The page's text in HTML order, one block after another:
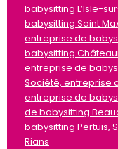
babysitting L’Isle-
babysitting Saint
entreprise de
babysitting
entreprise de
Société, entreprise
entreprise de
de babysitting
babysitting Pertuis,
Rians